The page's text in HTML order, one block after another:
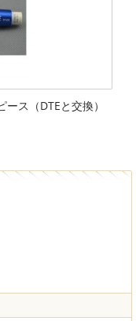
ス（DTEと交換）